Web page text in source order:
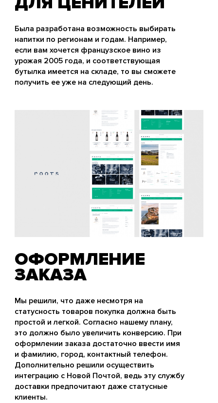
Была разработана возможность выбирать
напитки по регионам и годам. Например,
если вам хочется французское вино из
урожая 2005 года, и соответствующая
бутылка имеется на складе, то вы сможете
получить ее уже на следующий день.
ОФОРМЛЕНИЕ
ЗАКАЗА
Мы решили, что даже несмотря на
статусность товаров покупка должна быть
простой и легкой. Согласно нашему плану,
это должно было увеличить конверсию. При
оформлении заказа достаточно ввести имя
и фамилию, город, контактный телефон.
Дополнительно решили осуществить
интеграцию с Новой Почтой, ведь эту службу
доставки предпочитают даже статусные
клиенты.